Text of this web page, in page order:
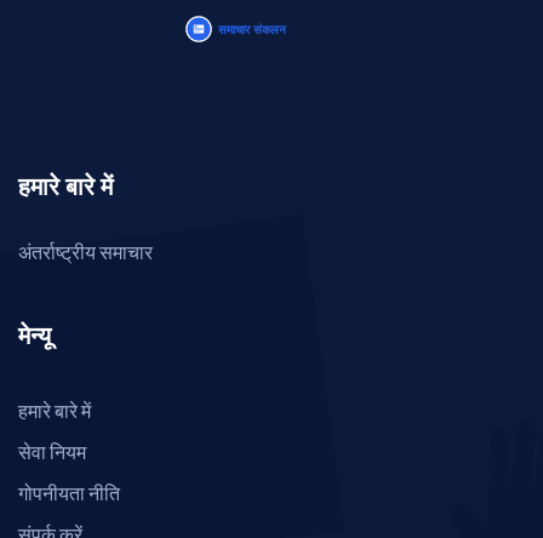
हमारे बारे में
अंतर्राष्ट्रीय समाचार
मेन्यू
हमारे बारे में
सेवा नियम
गोपनीयता नीति